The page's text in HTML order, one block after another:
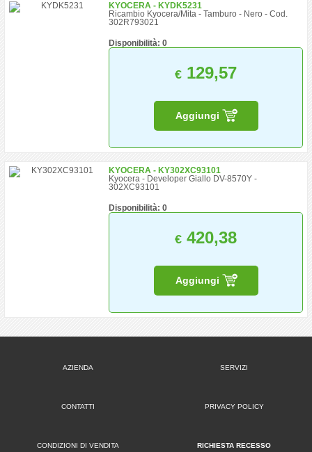
KYOCERA - KYDK5231
Ricambio Kyocera/Mita - Tamburo - Nero - Cod.
302R793021
Disponibilità: 0
€ 129,57
Aggiungi
KYOCERA - KY302XC93101
Kyocera - Developer Giallo DV-8570Y -
302XC93101
Disponibilità: 0
€ 420,38
Aggiungi
AZIENDA SERVIZI
CONTATTI PRIVACY POLICY
CONDIZIONI DI VENDITA RICHIESTA RECESSO